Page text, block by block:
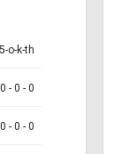
o-k-th
- 0 - 0
- 0 - 0